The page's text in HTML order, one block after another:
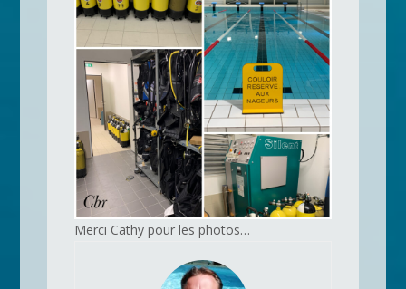
Merci Cathy pour les photos…